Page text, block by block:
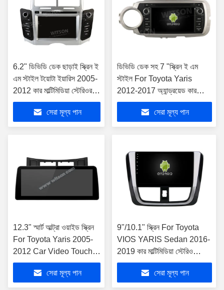
6.2" ডিভিডি ডেক ছাড়াই স্ক্রিন ই
এম স্টাইল টয়োটা ইয়ারিস 2005-
2012 কার মাল্টিমিডিয়া স্টেরিওর
জন্য
সেরা মূল্য পান
ডিভিডি ডেক সহ 7 "স্ক্রিন ই এম
স্টাইল For Toyota Yaris
2012-2017 অ্যান্ড্রয়েড কারপ্লে
প্লেয়ার
সেরা মূল্য পান
12.3" স্মার্ট আল্ট্রা ওয়াইড স্ক্রিন
For Toyota Yaris 2005-
2012 Car Video Touch
QLED মাল্টিমিডিয়া স্টেরিও
সেরা মূল্য পান
9"/10.1" স্ক্রিন For Toyota
VIOS YARIS Sedan 2016-
2019 কার মাল্টিমিডিয়া স্টেরিও
জিপিএস কারপ্লে প্লেয়ার
সেরা মূল্য পান